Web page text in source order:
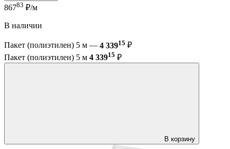
86783 ₽/м
В наличии
Пакет (полиэтилен) 5 м — 4 33915 ₽
Пакет (полиэтилен) 5 м 4 33915 ₽
В корзину